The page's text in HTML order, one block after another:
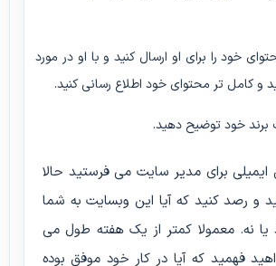
خود را برای او ارسال کنید و با او در مورد
و کامل تر محتوای خود اطلاع رسانی کنید.
برند خود توضیح دهید.
برای مدیر سایت می فرستید حالا
و رصد کنید که آیا این وبسایت به شما
یا نه. معمولا کمتر از یک هفته طول می
فهمید که آیا در کار خود موفق بوده